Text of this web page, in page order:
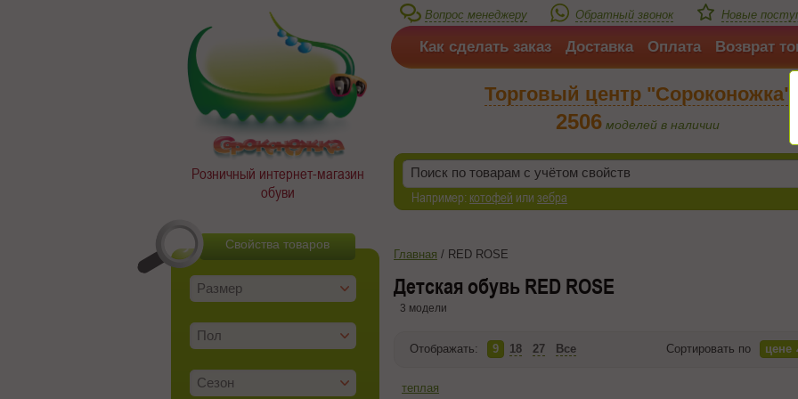
Розничный интернет-магазин
обуви
Например:котофей илизебра
Вопрос менеджеру Обратный звонок Новые
Как сделать заказ Доставка Оплата Возврат
Торговый центр "Сороконожка"
2506 моделей в наличии
Размер
Пол
Сезон
Свойства товаров
Главная / RED ROSE
Детская обувь RED ROSE
3 модели
Отображать: 9 18 27 Все Сортировать по цене
теплая